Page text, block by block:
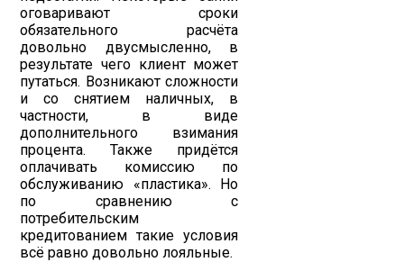
оговаривают сроки
обязательного расчёта
довольно двусмысленно, в
результате чего клиент может
путаться. Возникают сложности
и со снятием наличных, в
частности, в виде
дополнительного взимания
процента. Также придётся
оплачивать комиссию по
обслуживанию «пластика». Но
по сравнению с
потребительским
кредитованием такие условия
всё равно довольно лояльные.